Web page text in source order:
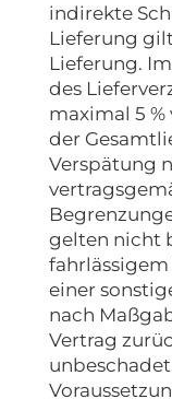
indirekte
Lieferung
Lieferung.
des
maximal 5
der
Verspätung
gelten nicht
einer
nach
Vertrag